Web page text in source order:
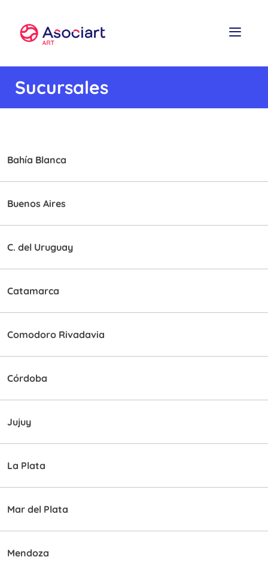
Sucursales
Bahía Blanca
Buenos Aires
C. del Uruguay
Catamarca
Comodoro Rivadavia
Córdoba
Jujuy
La Plata
Mar del Plata
Mendoza